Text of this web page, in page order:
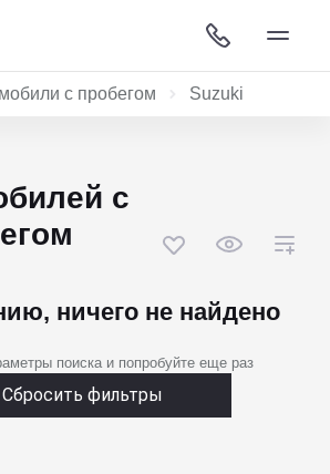
с пробегом Suzuki
с
ничего не найдено
поиска и попробуйте еще раз
Сбросить фильтры